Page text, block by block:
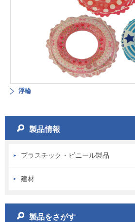
浮輪
製品情報
プラスチック・ビニール製品
建材
製品をさがす